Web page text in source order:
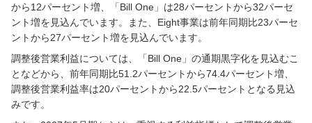
から12パーセント増、「Bill One」は28パーセントから32パーセ
ント増を見込んでいます。また、Eight事業は前年同期比23パーセ
ントから27パーセント増を見込んでいます。
調整後営業利益については、「Bill One」の通期黒字化を見込むこ
となどから、前年同期比51.2パーセントから74.4パーセント増、
調整後営業利益率は20パーセントから22.5パーセントとなる見込
みです。